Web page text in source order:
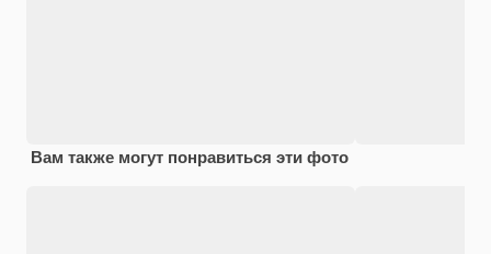
Вам также могут понравиться эти фото